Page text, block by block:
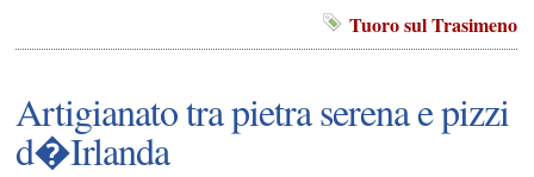
Tuoro sul Trasimeno
Artigianato tra pietra serena e pizzi
d�Irlanda